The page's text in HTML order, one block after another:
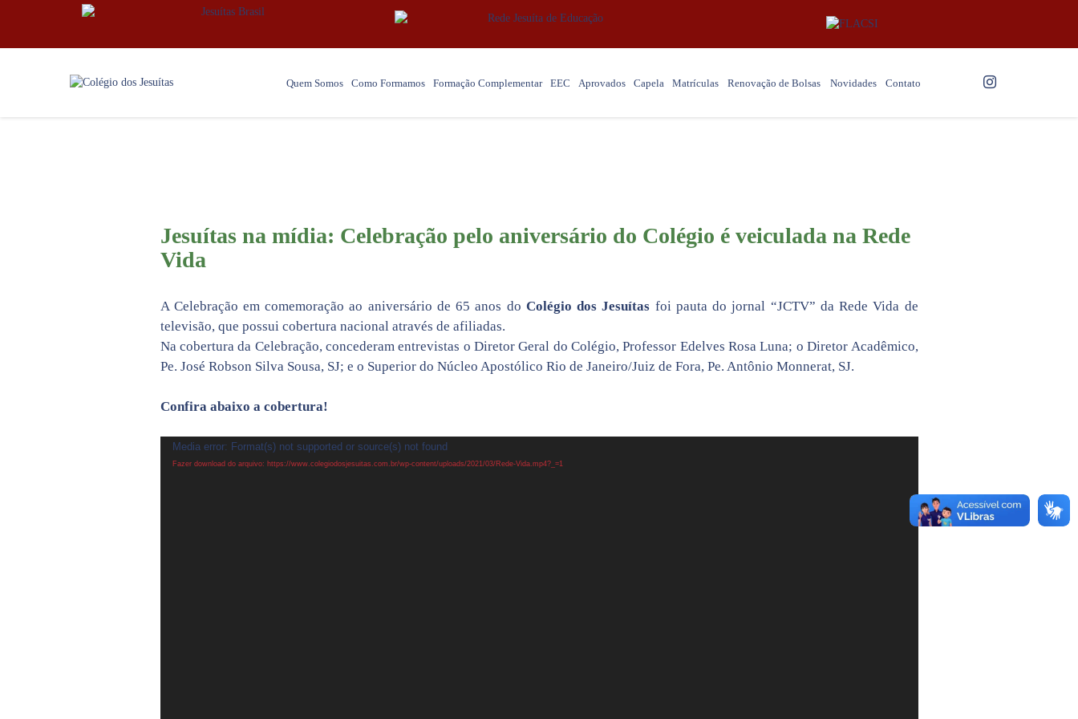
Quem Somos Como Formamos Formação Complementar EEC Aprovados Capela Matrículas Renovação de Bolsas Novidades Contato
Jesuítas na mídia: Celebração pelo aniversário do Colégio é veiculada na Rede
Vida
A Celebração em comemoração ao aniversário de 65 anos do Colégio dos Jesuítas foi pauta do jornal “JCTV” da Rede Vida de
televisão, que possui cobertura nacional através de afiliadas.
Na cobertura da Celebração, concederam entrevistas o Diretor Geral do Colégio, Professor Edelves Rosa Luna; o Diretor Acadêmico,
Pe. José Robson Silva Sousa, SJ; e o Superior do Núcleo Apostólico Rio de Janeiro/Juiz de Fora, Pe. Antônio Monnerat, SJ.
Confira abaixo a cobertura!
Tocador
Media error: Format(s) not supported or source(s) not found
Fazer download do arquivo: https://www.colegiodosjesuitas.com.br/wp-content/uploads/2021/03/Rede-Vida.mp4?_=1